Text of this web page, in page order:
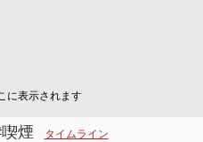
に表示されます
煙 タイムライン